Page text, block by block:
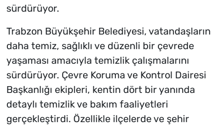
sürdürüyor.
Trabzon Büyükşehir Belediyesi, vatandaşların
daha temiz, sağlıklı ve düzenli bir çevrede
yaşaması amacıyla temizlik çalışmalarını
sürdürüyor. Çevre Koruma ve Kontrol Dairesi
Başkanlığı ekipleri, kentin dört bir yanında
detaylı temizlik ve bakım faaliyetleri
gerçekleştirdi. Özellikle ilçelerde ve şehir